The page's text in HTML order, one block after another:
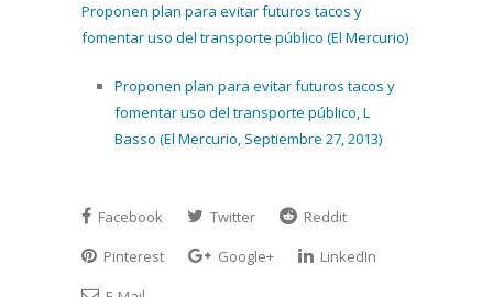
Proponen plan para evitar futuros tacos y
fomentar uso del transporte público (El Mercurio)
Proponen plan para evitar futuros tacos y
fomentar uso del transporte público, L
Basso (El Mercurio, Septiembre 27, 2013)
Facebook Twitter
Reddit
Pinterest
Google+
LinkedIn